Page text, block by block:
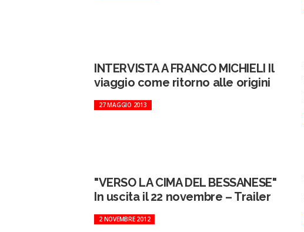
INTERVISTA A FRANCO MICHIELI Il
viaggio come ritorno alle origini
27 MAGGIO 2013
"VERSO LA CIMA DEL BESSANESE"
In uscita il 22 novembre – Trailer
2 NOVEMBRE 2012